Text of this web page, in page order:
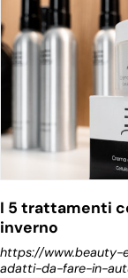
I 5 trattamenti
inverno
https://
adatti-da-fare-in-